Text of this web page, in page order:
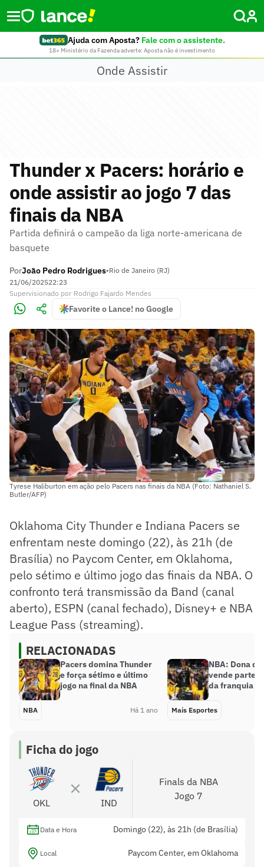
Ajuda com Aposta? Fale com o assistente.
18+ Ministério da Fazenda adverte: Aposta não é investimento
Onde Assistir
Thunder x Pacers: horário e
onde assistir ao jogo 7 das
finais da NBA
Partida definirá o campeão da liga norte-americana de
basquete
PorJoão Pedro Rodrigues•Rio de Janeiro (RJ)
21/06/202522:23
Supervisionado por Rodrigo Fajardo Mendes
Favorite o Lance! no Google
Tyrese Haliburton em ação pelo Pacers nas finais da NBA (Foto: Nathaniel S.
Butler/AFP)
Oklahoma City Thunder e Indiana Pacers se
enfrentam neste domingo (22), às 21h (de
Brasília) no Paycom Center, em Oklahoma,
pelo sétimo e último jogo das finais da NBA. O
confronto terá transmissão da Band (canal
aberto), ESPN (canal fechado), Disney+ e NBA
League Pass (streaming).
RELACIONADAS
Pacers domina Thunder
e força sétimo e último
jogo na final da NBA
NBA Há 1 ano
NBA: Dona
vende parte
da franquia
Mais Esportes
Ficha do jogo
OKL IND
Finals da NBA
Jogo 7
Data e Hora Domingo (22), às 21h (de Brasília)
Local Paycom Center, em Oklahoma